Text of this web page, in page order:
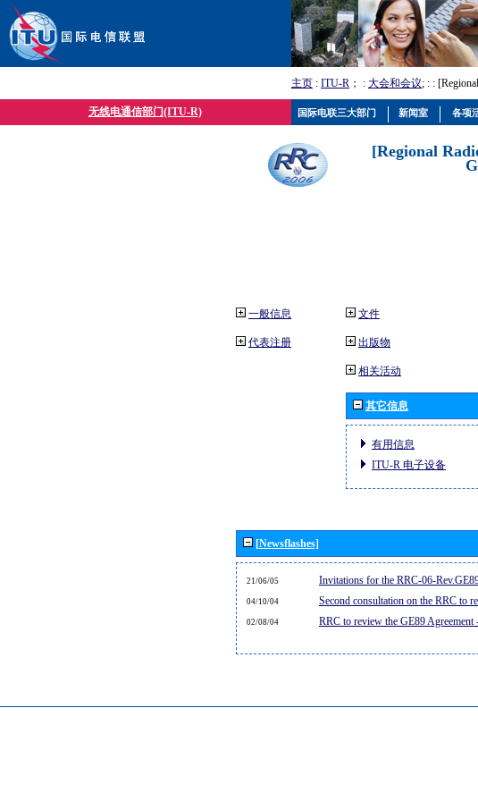
主页 : ITU-R ； : 大会和会议; : :
无线电通信部门(ITU-R)
[Regional
一般信息
代表注册
文件
出版物
相关活动
其它信息
有用信息
ITU-R 电子设备
[Newsflashes]
21/06/05 Invitations for the RRC-06-Rev.GE89
04/10/04 Second consultation on the RRC to
02/08/04 RRC to review the GE89 Agreement
国际电联三大部门 新闻室 各项